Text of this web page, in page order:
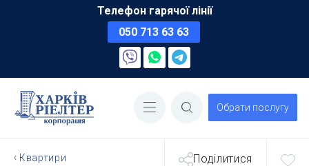
Телефон гарячої лінії
050 713 63 63
Обрати послугу
Квартири Поділитися